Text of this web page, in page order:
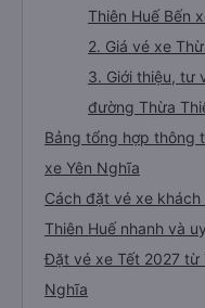
Thiên Huế Bến
2. Giá vé xe
3. Giới thiệu, tư
đường Thừa
Bảng tổng hợp thông
xe Yên Nghĩa
Cách đặt vé xe
Thiên Huế nhanh và
Đặt vé xe Tết 2027 từ
Nghĩa